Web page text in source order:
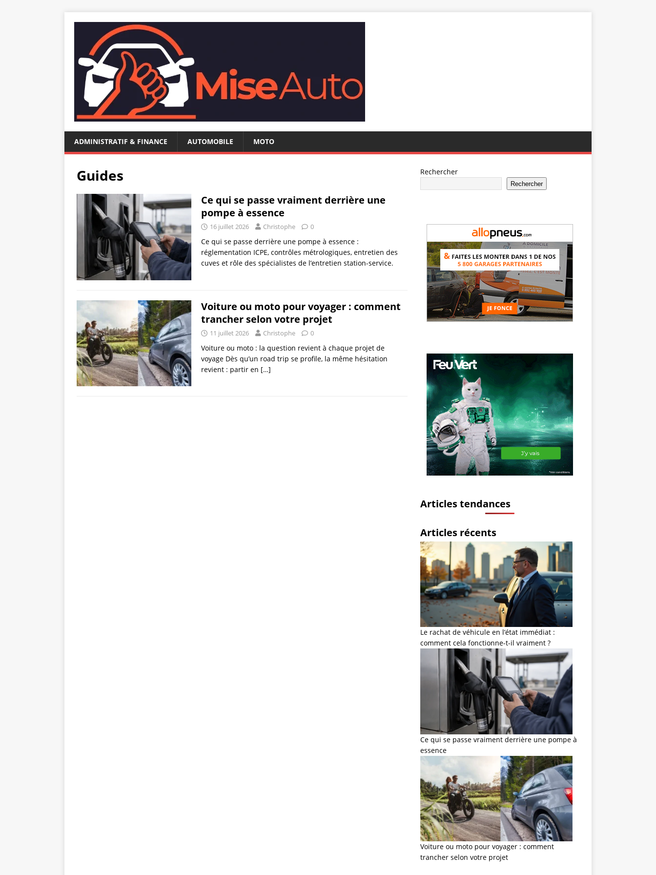
ADMINISTRATIF & FINANCE AUTOMOBILE MOTO
Guides
Ce qui se passe vraiment derrière une
pompe à essence
16 juillet 2026 Christophe 0
Ce qui se passe derrière une pompe à essence :
réglementation ICPE, contrôles métrologiques, entretien des
cuves et rôle des spécialistes de l’entretien station-service.
Voiture ou moto pour voyager : comment
trancher selon votre projet
11 juillet 2026 Christophe 0
Voiture ou moto : la question revient à chaque projet de
voyage Dès qu’un road trip se profile, la même hésitation
revient : partir en […]
Rechercher
Rechercher
Articles tendances
Articles récents
Le rachat de véhicule en l’état immédiat :
comment cela fonctionne-t-il vraiment ?
Ce qui se passe vraiment derrière une pompe à
essence
Voiture ou moto pour voyager : comment
trancher selon votre projet